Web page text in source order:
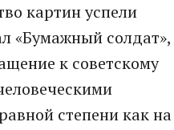
картин успели
«Бумажный солдат»,
к советскому
степени как на